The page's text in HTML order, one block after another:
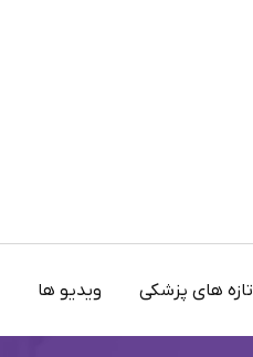
تازه های پزشکی ویدیو ها